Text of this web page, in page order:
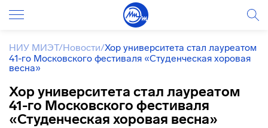
НИУ МИЭТ/Новости/Хор университета стал лауреатом
41-го Московского фестиваля «Студенческая хоровая
весна»
Хор университета стал лауреатом
41-го Московского фестиваля
«Студенческая хоровая весна»